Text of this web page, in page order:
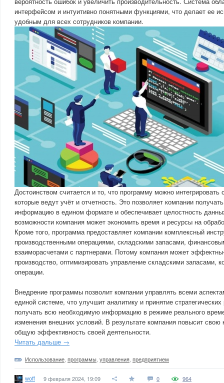
интерфейсом и интуитивно понятными функциями, что делает ее
удобным для всех сотрудников компании.
Достоинством считается и то, что программу можно
которые ведут учёт и отчетность. Это позволяет компании
информацию в едином формате и обеспечивает целостность
возможности компания может экономить время и ресурсы на
Кроме того, программа предоставляет компании комплексный
производственными операциями, складскими запасами,
взаиморасчетами с партнерами. Потому компания может
производство, оптимизировать управление складскими запасами,
операции.
Внедрение программы позволит компании управлять всеми
единой системе, что улучшит аналитику и принятие
получать всю необходимую информацию в режиме реального
изменения внешних условий. В результате компания повысит свою
общую эффективность своей деятельности.
Читать дальше →
Использование программы управления предприятием
woff 9 февраля 2024, 19:09 0 964